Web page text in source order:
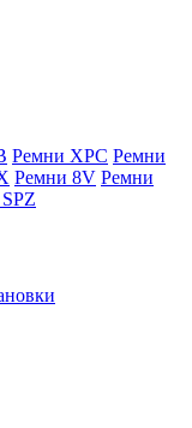
Ремни XPC Ремни
Ремни 8V Ремни